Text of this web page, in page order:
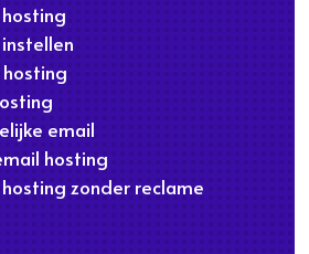
email
hosting
zonder reclame